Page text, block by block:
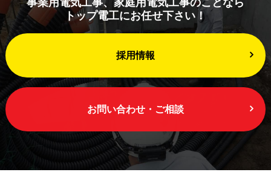
事業用電気工事、家庭用電気工事のことなら
トップ電工にお任せ下さい！
採用情報
お問い合わせ・ご相談